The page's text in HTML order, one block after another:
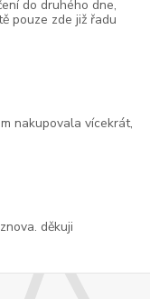
do druhého dne,
pouze zde již řadu
nakupovala vícekrát,
děkuji